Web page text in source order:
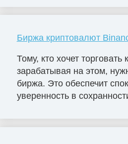
Биржа криптовалют
Тому, кто хочет торговать
зарабатывая на этом,
биржа. Это обеспечит
уверенность в